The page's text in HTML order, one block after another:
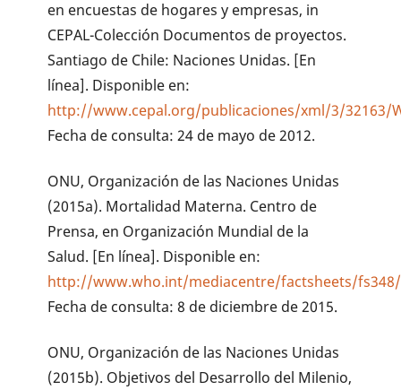
en encuestas de hogares y empresas, in
CEPAL-Colección Documentos de proyectos.
Santiago de Chile: Naciones Unidas. [En
línea]. Disponible en:
http://www.cepal.org/publicaciones/xml/3/32163/
Fecha de consulta: 24 de mayo de 2012.
ONU, Organización de las Naciones Unidas
(2015a). Mortalidad Materna. Centro de
Prensa, en Organización Mundial de la
Salud. [En línea]. Disponible en:
http://www.who.int/mediacentre/factsheets/
Fecha de consulta: 8 de diciembre de 2015.
ONU, Organización de las Naciones Unidas
(2015b). Objetivos del Desarrollo del Milenio,